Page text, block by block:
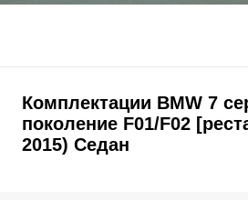
Комплектации BMW 7
поколение F01/F02
2015) Седан